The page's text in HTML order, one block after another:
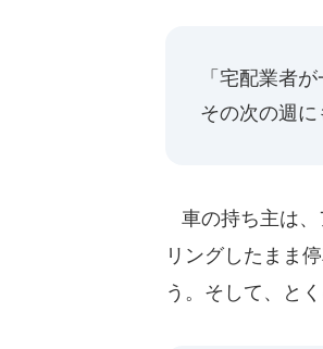
「宅配業者
その次の週に
車の持ち主は、
リングしたまま
う。そして、と